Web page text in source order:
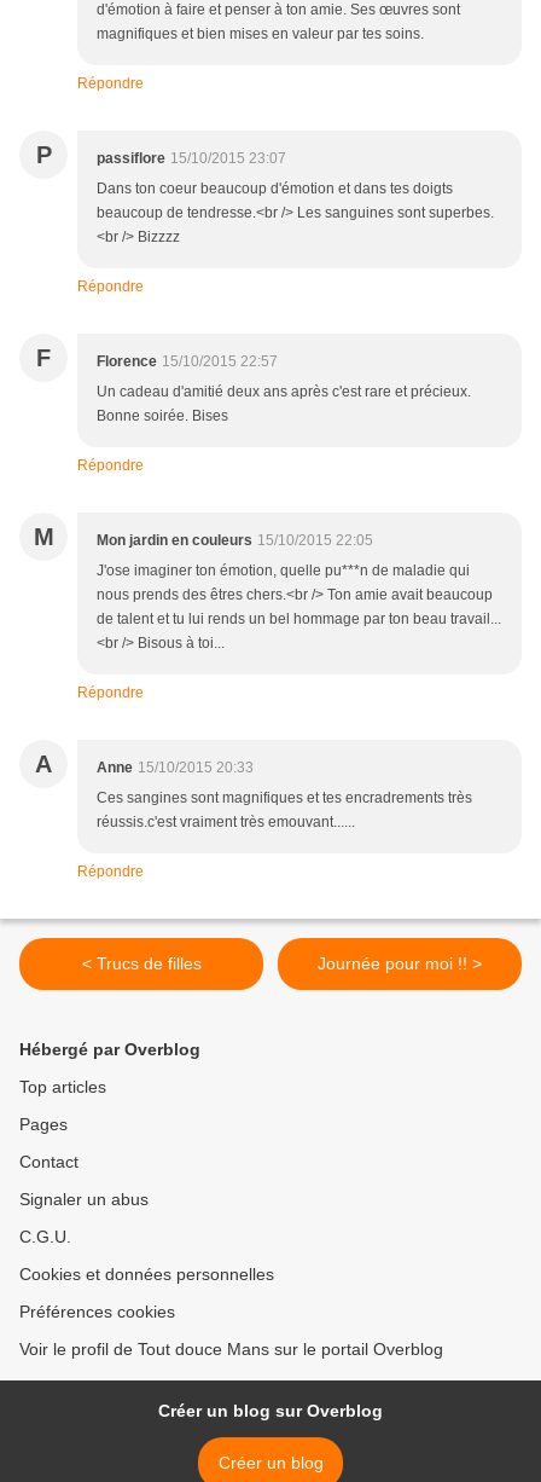
d'émotion à faire et penser à ton amie. Ses œuvres sont
magnifiques et bien mises en valeur par tes soins.
Répondre
P passiflore 15/10/2015 23:07
Dans ton coeur beaucoup d'émotion et dans tes doigts
beaucoup de tendresse.<br /> Les sanguines sont superbes.
<br /> Bizzzz
Répondre
F Florence 15/10/2015 22:57
Un cadeau d'amitié deux ans après c'est rare et précieux.
Bonne soirée. Bises
Répondre
M Mon jardin en couleurs 15/10/2015 22:05
J'ose imaginer ton émotion, quelle pu***n de maladie qui
nous prends des êtres chers.<br /> Ton amie avait beaucoup
de talent et tu lui rends un bel hommage par ton beau travail...
<br /> Bisous à toi...
Répondre
A Anne 15/10/2015 20:33
Ces sangines sont magnifiques et tes encradrements très
réussis.c'est vraiment très emouvant......
Répondre
< Trucs de filles Journée pour moi !! >
Hébergé par Overblog
Top articles
Pages
Contact
Signaler un abus
C.G.U.
Cookies et données personnelles
Préférences cookies
Voir le profil de Tout douce Mans sur le portail Overblog
Créer un blog sur Overblog
Créer un blog